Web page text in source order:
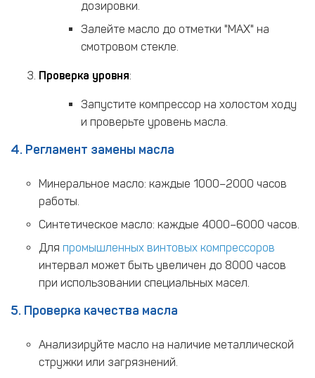
дозировки.
Залейте масло до отметки "MAX" на
смотровом стекле.
Проверка уровня:
Запустите компрессор на холостом ходу
и проверьте уровень масла.
4. Регламент замены масла
Минеральное масло: каждые 1000–2000 часов
работы.
Синтетическое масло: каждые 4000–6000 часов.
Для промышленных винтовых компрессоров
интервал может быть увеличен до 8000 часов
при использовании специальных масел.
5. Проверка качества масла
Анализируйте масло на наличие металлической
стружки или загрязнений.